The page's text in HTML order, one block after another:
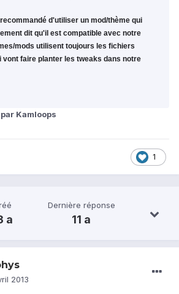
d'utiliser un mod/thème qui
dit qu'il est compatible avec notre
mods utilisent toujours les fichiers
vont faire planter les tweaks dans notre
par Kamloops
1
a
Dernière réponse
11 a
2013